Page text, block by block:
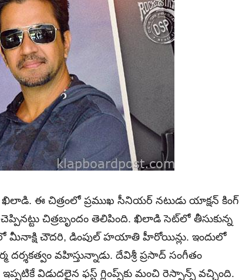
ఈ చిత్రంలో ప్రముఖ సీనియర్ నటుడు యాక్షన్ కింగ్
చిత్రబృందం తెలిపింది. ఖిలాడి సెట్‌లో తీసుకున్న
మీనాక్షి చౌదరి, డింపుల్ హయాతి హీరోయిన్లు. ఇందులో
వహిస్తున్నాడు. దేవిశ్రీ ప్రసాద్ సంగీతం
విడుదలైన ఫస్ట్‌ గ్లింప్స్‌కు మంచి రెస్పాన్స్ వచ్చింది.